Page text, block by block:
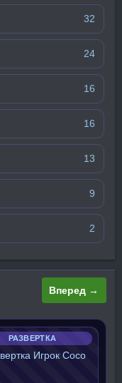
32
24
16
16
13
9
2
Вперед →
РАЗВЕРТКА